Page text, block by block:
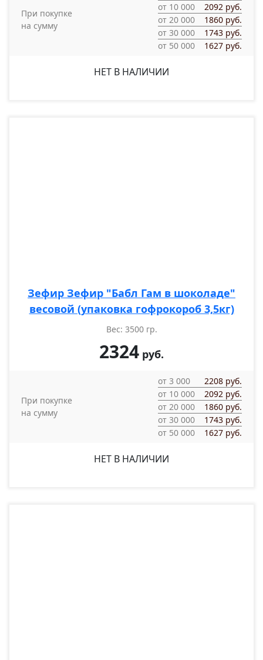
При покупке
на сумму
от 10 000
2092 руб.
от 20 000
1860 руб.
от 30 000
1743 руб.
от 50 000
1627 руб.
НЕТ В НАЛИЧИИ
Зефир Зефир "Бабл Гам в шоколаде"
весовой (упаковка гофрокороб 3,5кг)
Вес: 3500 гр.
2324 руб.
При покупке
на сумму
от 3 000
2208 руб.
от 10 000
2092 руб.
от 20 000
1860 руб.
от 30 000
1743 руб.
от 50 000
1627 руб.
НЕТ В НАЛИЧИИ